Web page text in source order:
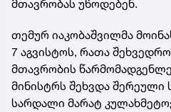
მთავრობას უწოდებენ.
თემურ იაკობაშვილმა
7 აგვისტოს, რათა
მთავრობის
მინისტრს შეხვდა შერეული
სარდალი მარატ